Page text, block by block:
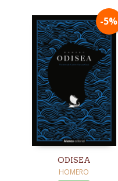
-5%
ODISEA
HOMERO